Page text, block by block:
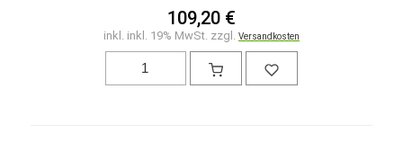
109,20 €
inkl. inkl. 19% MwSt. zzgl. Versandkosten